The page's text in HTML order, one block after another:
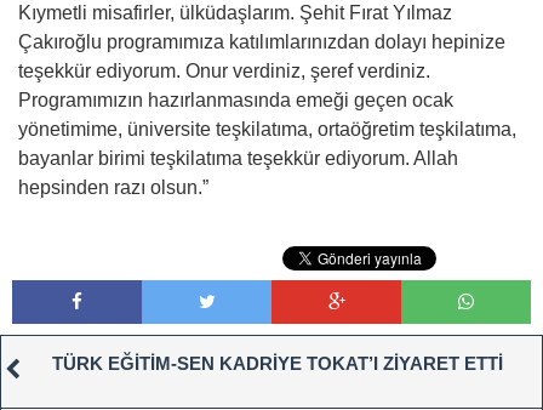
Kıymetli misafirler, ülküdaşlarım. Şehit Fırat Yılmaz
Çakıroğlu programımıza katılımlarınızdan dolayı hepinize
teşekkür ediyorum. Onur verdiniz, şeref verdiniz.
Programımızın hazırlanmasında emeği geçen ocak
yönetimime, üniversite teşkilatıma, ortaöğretim teşkilatıma,
bayanlar birimi teşkilatıma teşekkür ediyorum. Allah
hepsinden razı olsun.”
TÜRK EĞİTİM-SEN KADRİYE TOKAT’I ZİYARET ETTİ